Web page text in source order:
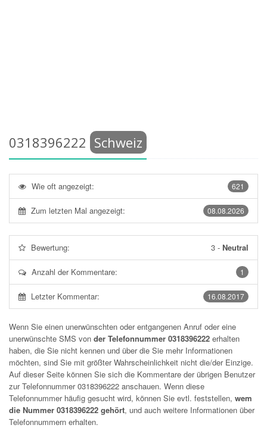
0318396222 Schweiz
621
Wie oft angezeigt:
08.08.2026
Zum letzten Mal angezeigt:
Bewertung: 3 - Neutral
1
Anzahl der Kommentare:
16.08.2017
Letzter Kommentar:
Wenn Sie einen unerwünschten oder entgangenen Anruf oder eine
unerwünschte SMS von der Telefonnummer 0318396222 erhalten
haben, die Sie nicht kennen und über die Sie mehr Informationen
möchten, sind Sie mit größter Wahrscheinlichkeit nicht die/der Einzige.
Auf dieser Seite können Sie sich die Kommentare der übrigen Benutzer
zur Telefonnummer0318396222 anschauen. Wenn diese
Telefonnummer häufig gesucht wird, können Sie evtl. feststellen, wem
die Nummer 0318396222 gehört, und auch weitere Informationen über
Telefonnummern erhalten.